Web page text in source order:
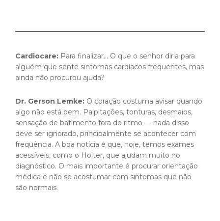
Cardiocare: Para finalizar… O que o senhor diria para
alguém que sente sintomas cardíacos frequentes, mas
ainda não procurou ajuda?
Dr. Gerson Lemke: O coração costuma avisar quando
algo não está bem. Palpitações, tonturas, desmaios,
sensação de batimento fora do ritmo — nada disso
deve ser ignorado, principalmente se acontecer com
frequência. A boa notícia é que, hoje, temos exames
acessíveis, como o Holter, que ajudam muito no
diagnóstico. O mais importante é procurar orientação
médica e não se acostumar com sintomas que não
são normais.